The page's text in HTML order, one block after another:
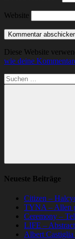
Website
Diese Website
wie deine
Suchen
nach:
Neueste Beiträge
Citizen –
TYNA – Allen
Ceremony –
LIFE –
Albert